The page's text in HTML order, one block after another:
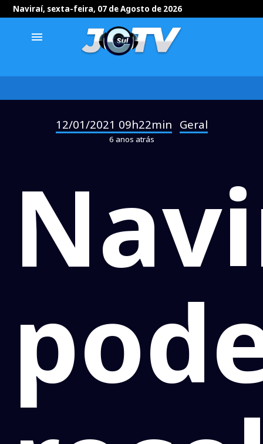
Naviraí, sexta-feira, 07 de Agosto de 2026
menu
12/01/2021 09h22min Geral
6 anos atrás